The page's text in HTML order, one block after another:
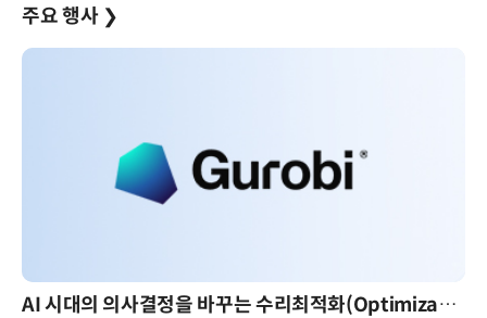
주요 행사 ❯
AI 시대의 의사결정을 바꾸는 수리최적화(Optimization): 실제 산업 적용 사례와 활용 전략